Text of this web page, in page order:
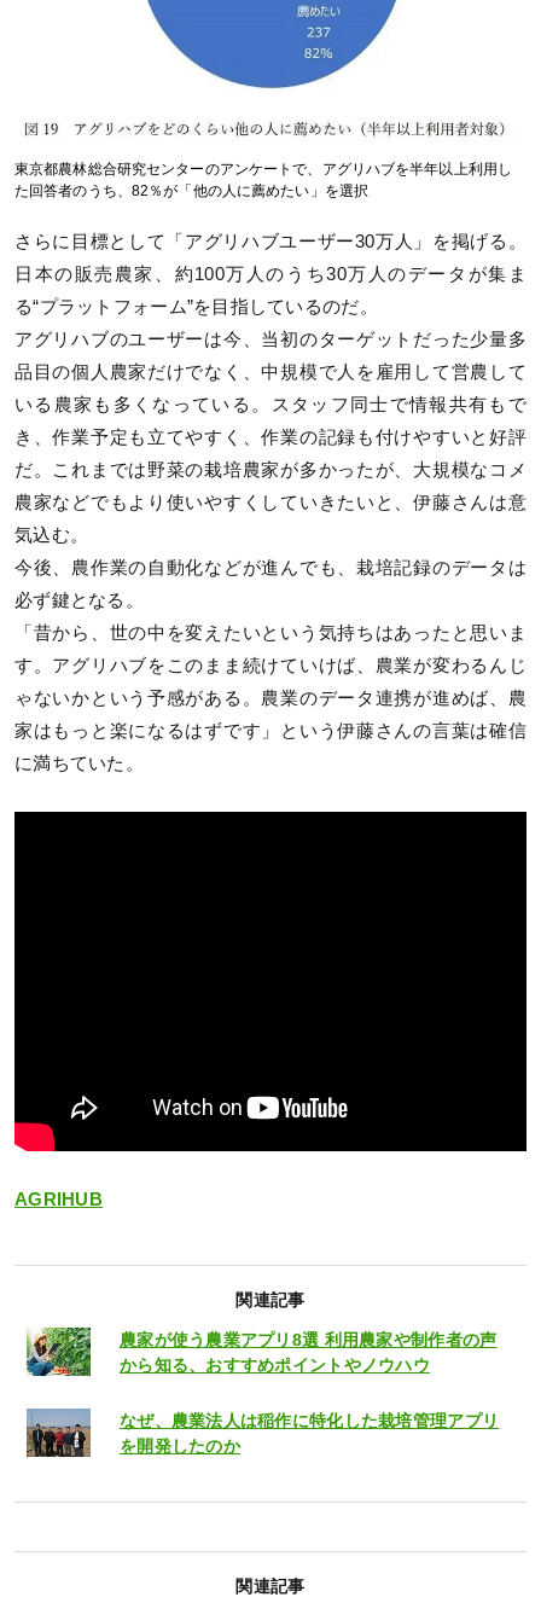
東京都農林総合研究センターのアンケートで、アグリハブを半年以上利用し
た回答者のうち、82％が「他の人に薦めたい」を選択
さらに目標として「アグリハブユーザー30万人」を掲げる。
日本の販売農家、約100万人のうち30万人のデータが集ま
る“プラットフォーム”を目指しているのだ。
アグリハブのユーザーは今、当初のターゲットだった少量多
品目の個人農家だけでなく、中規模で人を雇用して営農して
いる農家も多くなっている。スタッフ同士で情報共有もで
き、作業予定も立てやすく、作業の記録も付けやすいと好評
だ。これまでは野菜の栽培農家が多かったが、大規模なコメ
農家などでもより使いやすくしていきたいと、伊藤さんは意
気込む。
今後、農作業の自動化などが進んでも、栽培記録のデータは
必ず鍵となる。
「昔から、世の中を変えたいという気持ちはあったと思いま
す。アグリハブをこのまま続けていけば、農業が変わるんじ
ゃないかという予感がある。農業のデータ連携が進めば、農
家はもっと楽になるはずです」という伊藤さんの言葉は確信
に満ちていた。
AGRIHUB
関連記事
農家が使う農業アプリ8選 利用農家や制作者の声
から知る、おすすめポイントやノウハウ
なぜ、農業法人は稲作に特化した栽培管理アプリ
を開発したのか
関連記事